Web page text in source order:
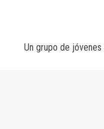
Un grupo de